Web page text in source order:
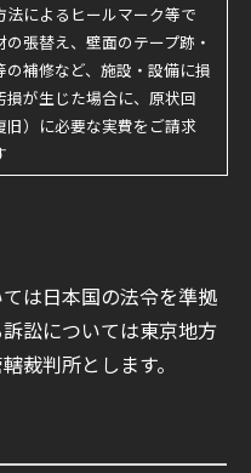
法によるヒールマーク等で
の張替え、壁面のテープ跡・
の補修など、施設・設備に損
損が生じた場合に、原状回
旧）に必要な実費をご請求
は日本国の法令を準拠
訟については東京地方
裁判所とします。